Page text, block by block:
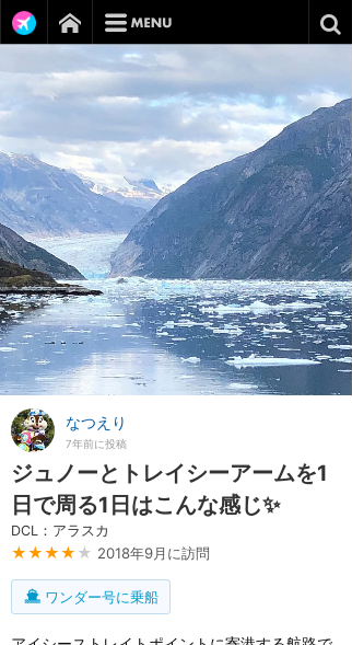
なつえり
7年前に投稿
ジュノーとトレイシーアームを1
日で周る1日はこんな感じ✨
DCL：アラスカ
★★★★ ★ 2018年9月に訪問
ワンダー号に乗船